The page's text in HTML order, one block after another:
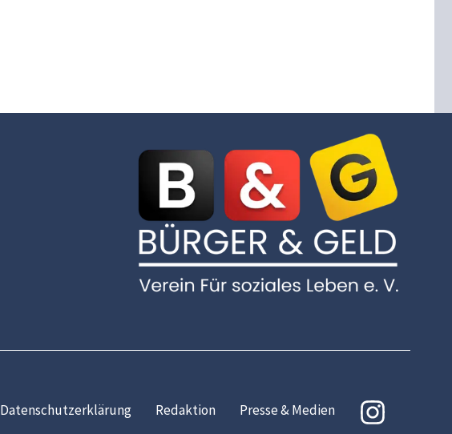
Datenschutzerklärung Redaktion Presse & Medien